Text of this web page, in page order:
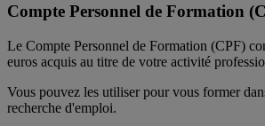
Compte Personnel de Formation
Le Compte Personnel de Formation (CPF)
euros acquis au titre de votre activité
Vous pouvez les utiliser pour vous former
recherche d'emploi.